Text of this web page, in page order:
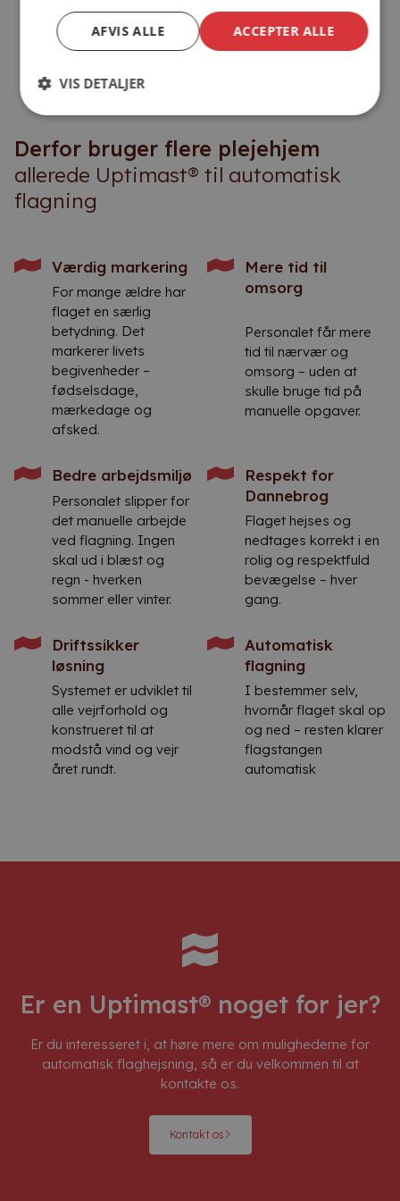
Derfor bruger flere plejehjem
allerede Uptimast® til automatisk
flagning
Værdig markering
For mange ældre har
flaget en særlig
betydning. Det
markerer livets
begivenheder –
fødselsdage,
mærkedage og
afsked.
Mere tid til
omsorg
Personalet får mere
tid til nærvær og
omsorg – uden at
skulle bruge tid på
manuelle opgaver.
Bedre arbejdsmiljø
Personalet slipper for
det manuelle arbejde
ved flagning. Ingen
skal ud i blæst og
regn - hverken
sommer eller vinter.
Respekt for
Dannebrog
Flaget hejses og
nedtages korrekt i en
rolig og respektfuld
bevægelse – hver
gang.
Driftssikker
løsning
Systemet er udviklet til
alle vejrforhold og
konstrueret til at
modstå vind og vejr
året rundt.
Automatisk
flagning
I bestemmer selv,
hvornår flaget skal op
og ned – resten klarer
flagstangen
automatisk
Er en Uptimast® noget for jer?
Er du interesseret i, at høre mere om mulighederne for
automatisk flaghejsning, så er du velkommen til at
kontakte os.
Kontakt os
ACCEPTER ALLE
AFVIS ALLE
VIS DETALJER